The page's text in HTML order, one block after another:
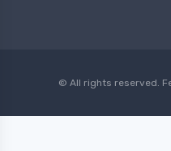
© All rights reserved.